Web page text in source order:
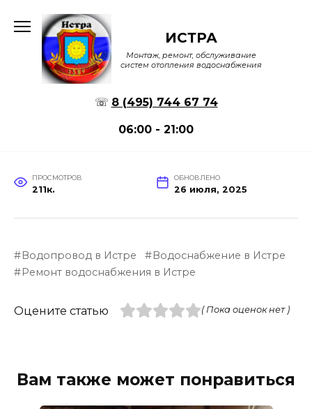
содержанию
ИСТРА
Монтаж, ремонт, обслуживание
систем отопления водоснабжения
☏ 8 (495) 744 67 74
06:00 - 21:00
ПРОСМОТРОВ
211к.
ОБНОВЛЕНО
26 июля, 2025
Водопровод в Истре
Водоснабжение в Истре
Ремонт водоснабжения в Истре
Оцените статью ( Пока оценок нет )
Вам также может понравиться